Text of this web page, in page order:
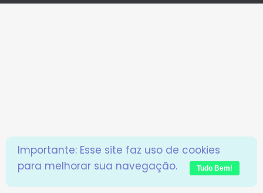
Importante: Esse site faz uso de cookies
para melhorar sua navegação.
Tudo Bem!